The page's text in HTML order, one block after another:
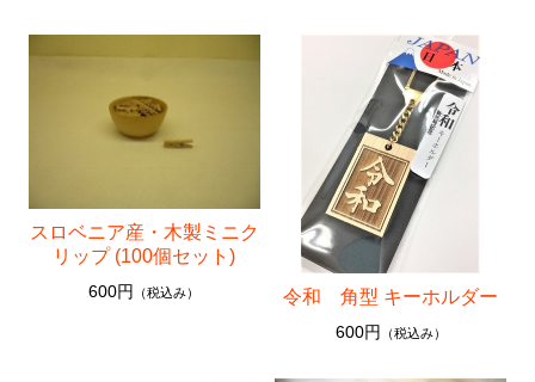
10. cloth thing (布もの)
11. diffuser / fragrance (ディフューザー／芳香品)
12. accessories, noble metal (アクセサリー・装身具・
スロベニア産・木製ミニク
リップ (100個セット)
600円 （税込み） 令和 角型 キーホルダー
600円 （税込み）